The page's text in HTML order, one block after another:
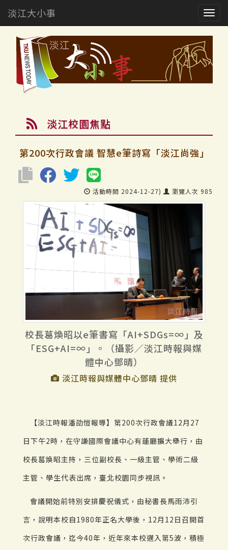
淡江大小事
淡江校園焦點
第200次行政會議 智慧e筆詩寫「淡江尚強」
活動時間 2024-12-27) 瀏覽人次 985
校長葛煥昭以e筆書寫「AI+SDGs=∞」及
「ESG+AI=∞」。（攝影／淡江時報與媒
體中心鄧晴）
淡江時報與媒體中心鄧晴 提供
【淡江時報潘劭愷報導】第200次行政會議12月27
日下午2時，在守謙國際會議中心有蓮廳擴大舉行，由
校長葛煥昭主持，三位副校長、一級主管、學術二級
主管、學生代表出席，臺北校園同步視訊。
會議開始前特別安排慶祝儀式，由秘書長馬雨沛引
言，說明本校自1980年正名大學後，12月12日召開首
次行政會議，迄今40年，近年來本校邁入第5波，積極